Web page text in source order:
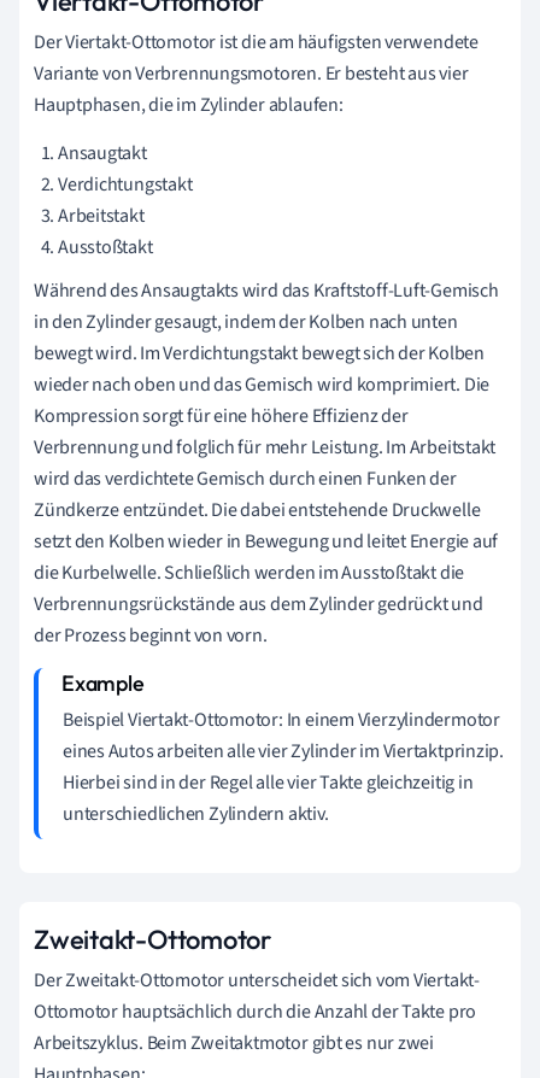
Der Viertakt-Ottomotor ist die am häufigsten verwendete
Variante von Verbrennungsmotoren. Er besteht aus vier
Hauptphasen, die im Zylinder ablaufen:
Ansaugtakt
Verdichtungstakt
Arbeitstakt
Ausstoßtakt
Während des Ansaugtakts wird das Kraftstoff-Luft-Gemisch
in den Zylinder gesaugt, indem der Kolben nach unten
bewegt wird. Im Verdichtungstakt bewegt sich der Kolben
wieder nach oben und das Gemisch wird komprimiert. Die
Kompression sorgt für eine höhere Effizienz der
Verbrennung und folglich für mehr Leistung. Im Arbeitstakt
wird das verdichtete Gemisch durch einen Funken der
Zündkerze entzündet. Die dabei entstehende Druckwelle
setzt den Kolben wieder in Bewegung und leitet Energie auf
die Kurbelwelle. Schließlich werden im Ausstoßtakt die
Verbrennungsrückstände aus dem Zylinder gedrückt und
der Prozess beginnt von vorn.
Beispiel Viertakt-Ottomotor: In einem Vierzylindermotor
eines Autos arbeiten alle vier Zylinder im Viertaktprinzip.
Hierbei sind in der Regel alle vier Takte gleichzeitig in
unterschiedlichen Zylindern aktiv.
Zweitakt-Ottomotor
Der Zweitakt-Ottomotor unterscheidet sich vom Viertakt-
Ottomotor hauptsächlich durch die Anzahl der Takte pro
Arbeitszyklus. Beim Zweitaktmotor gibt es nur zwei